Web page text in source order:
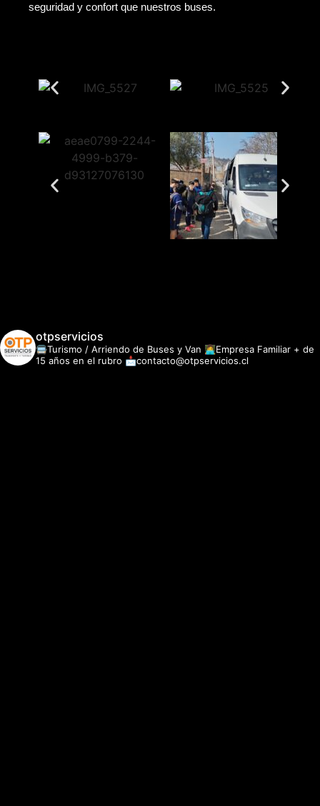
seguridad y confort que nuestros buses.
otpservicios
🚍Turismo / Arriendo de Buses y Van 👩‍💻Empresa Familiar + de
15 años en el rubro 📩contacto@otpservicios.cl